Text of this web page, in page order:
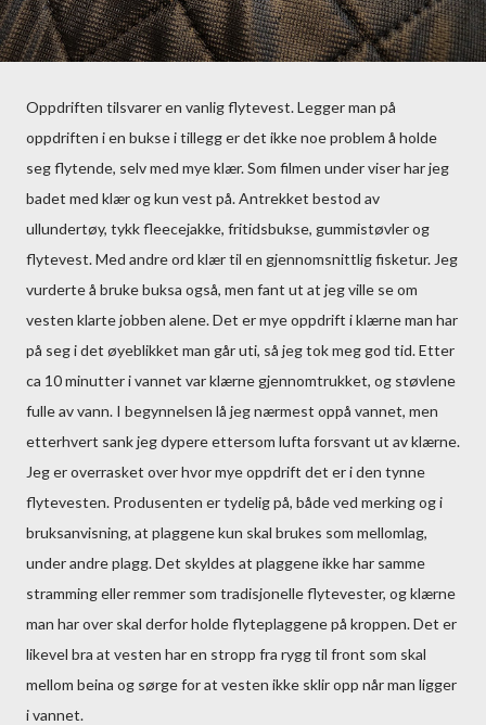
Oppdriften tilsvarer en vanlig flytevest. Legger man på
oppdriften i en bukse i tillegg er det ikke noe problem å holde
seg flytende, selv med mye klær. Som filmen under viser har jeg
badet med klær og kun vest på. Antrekket bestod av
ullundertøy, tykk fleecejakke, fritidsbukse, gummistøvler og
flytevest. Med andre ord klær til en gjennomsnittlig fisketur. Jeg
vurderte å bruke buksa også, men fant ut at jeg ville se om
vesten klarte jobben alene. Det er mye oppdrift i klærne man har
på seg i det øyeblikket man går uti, så jeg tok meg god tid. Etter
ca 10 minutter i vannet var klærne gjennomtrukket, og støvlene
fulle av vann. I begynnelsen lå jeg nærmest oppå vannet, men
etterhvert sank jeg dypere ettersom lufta forsvant ut av klærne.
Jeg er overrasket over hvor mye oppdrift det er i den tynne
flytevesten. Produsenten er tydelig på, både ved merking og i
bruksanvisning, at plaggene kun skal brukes som mellomlag,
under andre plagg. Det skyldes at plaggene ikke har samme
stramming eller remmer som tradisjonelle flytevester, og klærne
man har over skal derfor holde flyteplaggene på kroppen. Det er
likevel bra at vesten har en stropp fra rygg til front som skal
mellom beina og sørge for at vesten ikke sklir opp når man ligger
i vannet.